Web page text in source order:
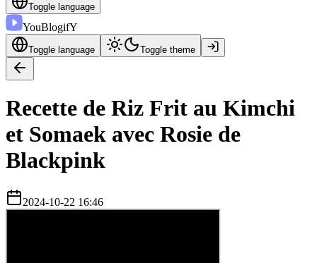
Toggle language
YouBlogifY
Toggle language Toggle theme
Recette de Riz Frit au Kimchi
et Somaek avec Rosie de
Blackpink
2024-10-22 16:46